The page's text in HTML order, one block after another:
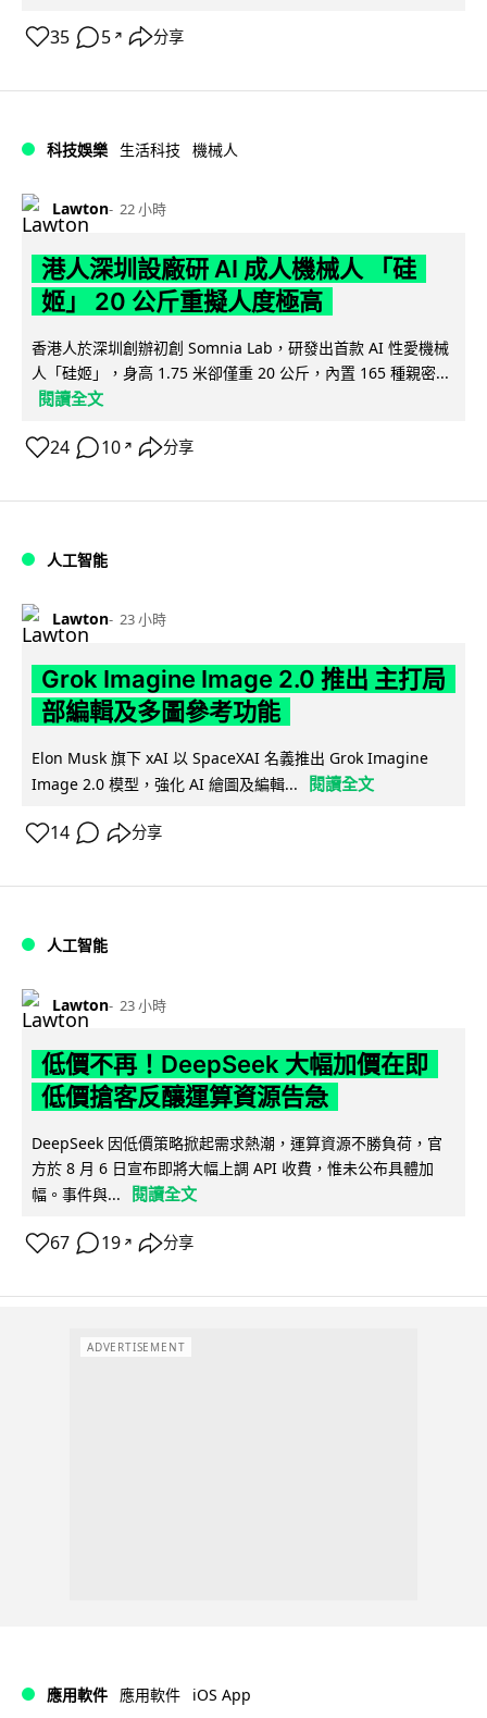
35 5 ↗ 分享
科技娛樂 生活科技 機械人
Lawton 22 小時
港人深圳設廠研 AI 成人機械人 「硅
姬」 20 公斤重擬人度極高
香港人於深圳創辦初創 Somnia Lab，研發出首款 AI 性愛機械
人「硅姬」，身高 1.75 米卻僅重 20 公斤，內置 165 種親密...
閱讀全文
24 10 ↗ 分享
人工智能
Lawton 23 小時
Grok Imagine Image 2.0 推出 主打局
部編輯及多圖參考功能
Elon Musk 旗下 xAI 以 SpaceXAI 名義推出 Grok Imagine
Image 2.0 模型，強化 AI 繪圖及編輯...
閱讀全文
14 分享
人工智能
Lawton 23 小時
低價不再！DeepSeek 大幅加價在即
低價搶客反釀運算資源告急
DeepSeek 因低價策略掀起需求熱潮，運算資源不勝負荷，官
方於 8 月 6 日宣布即將大幅上調 API 收費，惟未公布具體加
幅。事件與...
閱讀全文
67 19 ↗ 分享
ADVERTISEMENT
應用軟件 應用軟件 iOS App